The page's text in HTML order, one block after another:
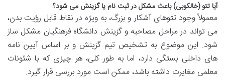
آیا تتو (خالکوبی) باعث مشکل در ثبت نام یا گزینش می شود؟
معمولاً وجود تتوهای آشکار و بزرگ، به ویژه در نقاط قابل رؤیت بدن،
می تواند در مراحل مصاحبه و گزینش دانشگاه فرهنگیان مشکل ساز
شود. این موضوع به تشخیص تیم گزینش و بر اساس آیین نامه
های داخلی بستگی دارد، اما به طور کلی، هر چیزی که با شئونات
معلمی مغایرت داشته باشد، ممکن است مورد بررسی قرار گیرد.